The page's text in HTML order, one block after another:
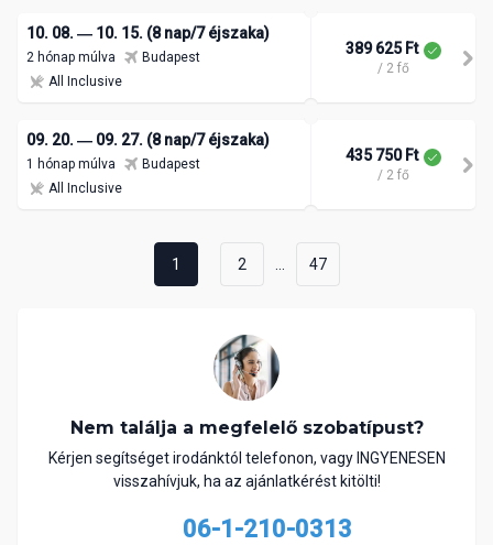
10. 08. ― 10. 15. (8 nap/7 éjszaka)
2 hónap múlva
Budapest
All Inclusive
389 625 Ft
/ 2 fő
09. 20. ― 09. 27. (8 nap/7 éjszaka)
1 hónap múlva
Budapest
All Inclusive
435 750 Ft
/ 2 fő
1 2 47
Nem találja a megfelelő szobatípust?
Kérjen segítséget irodánktól telefonon, vagy INGYENESEN
visszahívjuk, ha az ajánlatkérést kitölti!
06-1-210-0313